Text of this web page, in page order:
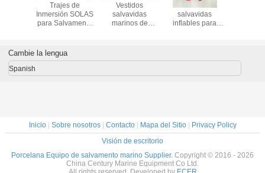
Trajes de
Inmersión SOLAS
para Salvamento
Vestidos
salvavidas
marinos de
pescadores
salvavidas
salvavidas
inflables para
Cambie la lengua
Spanish
Inicio| Sobre nosotros| Contacto| Mapa del Sitio| Privacy Policy
Visión de escritorio
Porcelana Equipo de salvamento marino Supplier. Copyright © 2016 - 2026
China Century Marine Equipment Co Ltd.